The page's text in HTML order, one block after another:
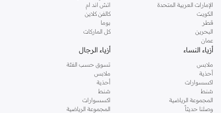
دوروثي بيركنز الشهيرة. تصفحي المجموعة كاملة في متجر دوروثي بيركنز اون لاين او
استخدمي القائمة لتحديد تجربة تسوق دوروثي بيركنز اون لاين. خدمة التوصيل السريعة
والدعم الاستثنائي يضمن لك تجربة تسوق ممتعة دائما مع نمشي.
الإمارات العربية المتحدة
الكويت
قطر
البحرين
عمان
اتش اند ام
كالفن كلاين
بوما
كل الماركات
أزياء النساء
ملابس
أحذية
اكسسوارات
شنط
المجموعة الرياضية
وصلنا حديثاً
أزياء الرجال
تسوق حسب الفئة
ملابس
أحذية
شنط
اكسسوارات
المجموعة الرياضية